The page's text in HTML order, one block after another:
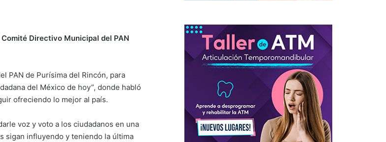
Directivo Municipal del PAN
PAN de Purísima del Rincón, para
del México de hoy”, donde habló
ofreciendo lo mejor al país.
voz y voto a los ciudadanos en una
sigan influyendo y teniendo la última